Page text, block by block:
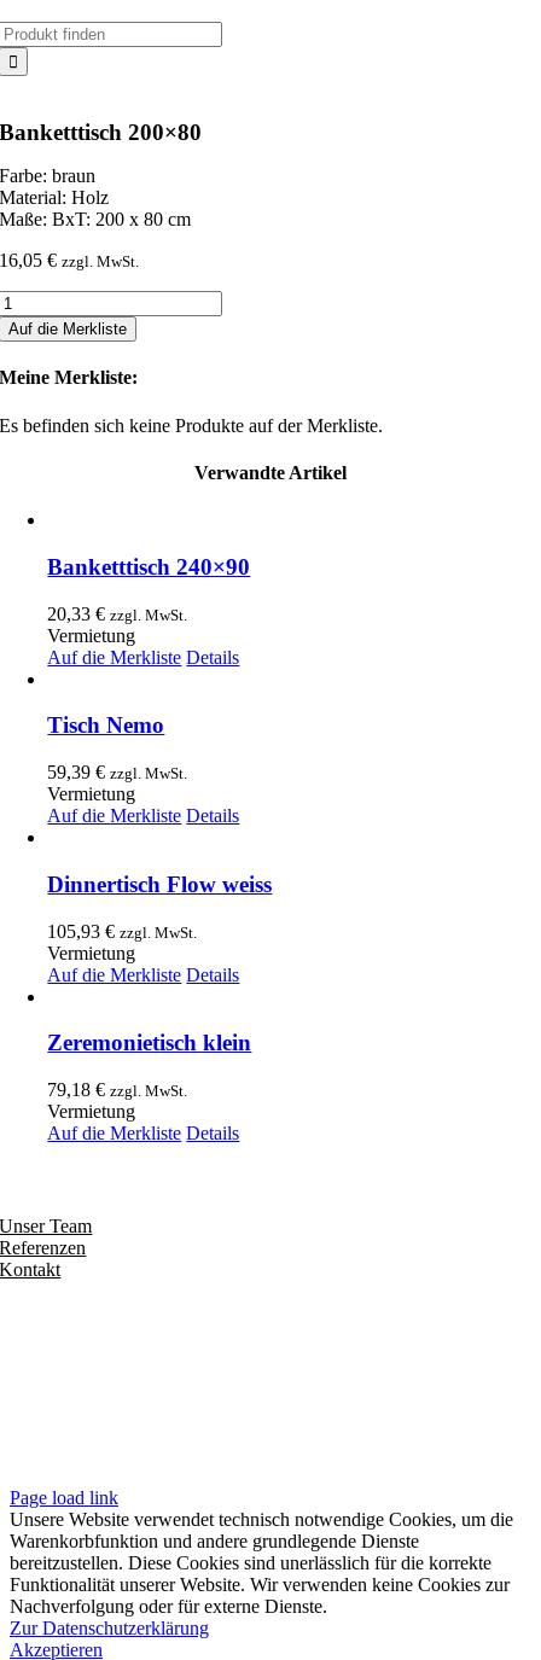
Banketttisch 200×80
Farbe: braun
Material: Holz
Maße: BxT: 200 x 80 cm
16,05€ zzgl. MwSt.
Auf die Merkliste
Meine Merkliste:
Es befinden sich keine Produkte auf der Merkliste.
Verwandte Artikel
Banketttisch 240×90
20,33€ zzgl. MwSt.
Vermietung
Auf die Merkliste Details
Tisch Nemo
59,39€ zzgl. MwSt.
Vermietung
Auf die Merkliste Details
Dinnertisch Flow weiss
105,93€ zzgl. MwSt.
Vermietung
Auf die Merkliste Details
Zeremonietisch klein
79,18€ zzgl. MwSt.
Vermietung
Auf die Merkliste Details
Unser Team
Referenzen
Kontakt
Page load link
Unsere Website verwendet technisch notwendige Cookies, um die
Warenkorbfunktion und andere grundlegende Dienste
bereitzustellen. Diese Cookies sind unerlässlich für die korrekte
Funktionalität unserer Website. Wir verwenden keine Cookies zur
Nachverfolgung oder für externe Dienste.
Zur Datenschutzerklärung
Akzeptieren